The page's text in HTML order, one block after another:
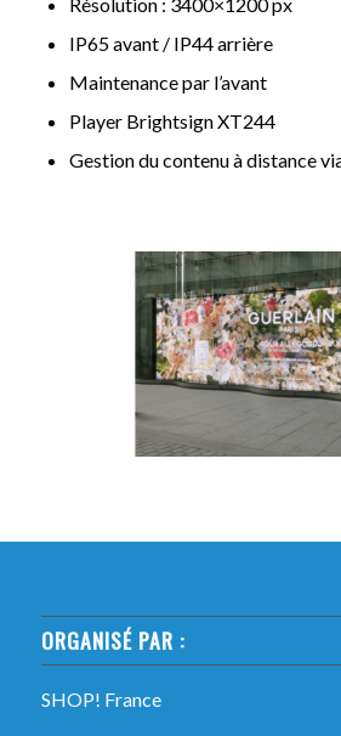
IP65 avant / IP44 arrière
Maintenance par l’avant
Player Brightsign XT244
Gestion du contenu à distance
ORGANISÉ PAR :
SHOP! France